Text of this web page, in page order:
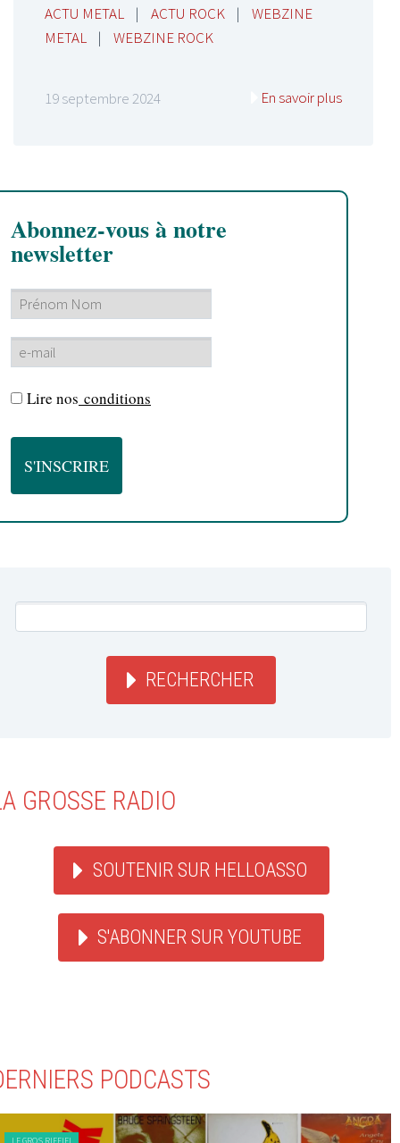
ACTU METAL | ACTU ROCK |
WEBZINE
METAL
| WEBZINE ROCK
19 septembre 2024 En savoir plus
Abonnez-vous à notre
newsletter
Lire nos conditions
RECHERCHER
GROSSE RADIO
SOUTENIR SUR HELLOASSO
S'ABONNER SUR YOUTUBE
PODCASTS